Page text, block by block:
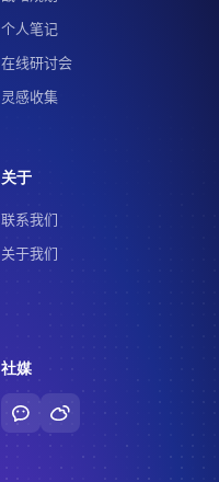
个人笔记
在线研讨会
灵感收集
关于
联系我们
关于我们
社媒